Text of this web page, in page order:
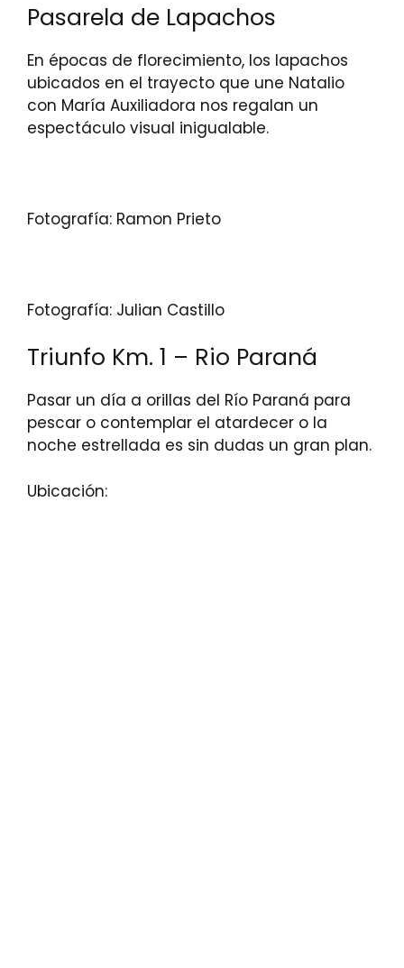
Pasarela de Lapachos
En épocas de florecimiento, los lapachos
ubicados en el trayecto que une Natalio
con María Auxiliadora nos regalan un
espectáculo visual inigualable.
Fotografía: Ramon Prieto
Fotografía: Julian Castillo
Triunfo Km. 1 – Rio Paraná
Pasar un día a orillas del Río Paraná para
pescar o contemplar el atardecer o la
noche estrellada es sin dudas un gran plan.
Ubicación: